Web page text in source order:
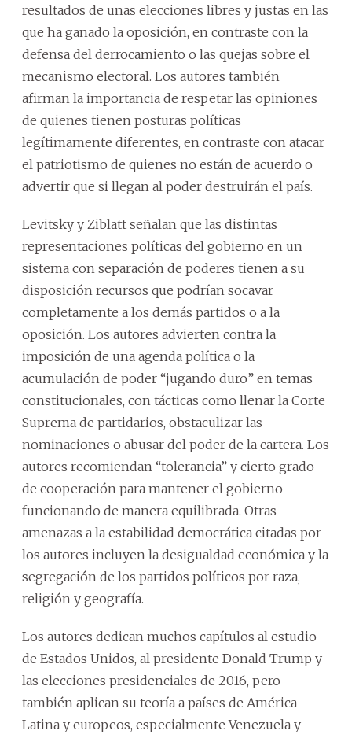
resultados de unas elecciones libres y justas en las
que ha ganado la oposición, en contraste con la
defensa del derrocamiento o las quejas sobre el
mecanismo electoral. Los autores también
afirman la importancia de respetar las opiniones
de quienes tienen posturas políticas
legítimamente diferentes, en contraste con atacar
el patriotismo de quienes no están de acuerdo o
advertir que si llegan al poder destruirán el país.
Levitsky y Ziblatt señalan que las distintas
representaciones políticas del gobierno en un
sistema con separación de poderes tienen a su
disposición recursos que podrían socavar
completamente a los demás partidos o a la
oposición. Los autores advierten contra la
imposición de una agenda política o la
acumulación de poder “jugando duro” en temas
constitucionales, con tácticas como llenar la Corte
Suprema de partidarios, obstaculizar las
nominaciones o abusar del poder de la cartera. Los
autores recomiendan “tolerancia” y cierto grado
de cooperación para mantener el gobierno
funcionando de manera equilibrada. Otras
amenazas a la estabilidad democrática citadas por
los autores incluyen la desigualdad económica y la
segregación de los partidos políticos por raza,
religión y geografía.
Los autores dedican muchos capítulos al estudio
de Estados Unidos, al presidente Donald Trump y
las elecciones presidenciales de 2016, pero
también aplican su teoría a países de América
Latina y europeos, especialmente Venezuela y